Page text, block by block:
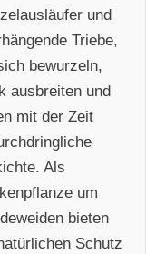
und
Triebe,
bewurzeln,
ausbreiten und
mit der Zeit
Als
um
bieten
Schutz